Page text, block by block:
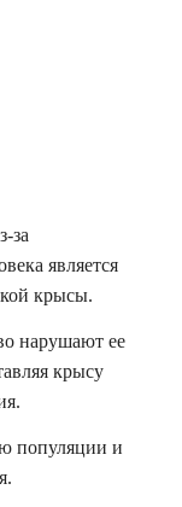
за
является
крысы.
нарушают ее
крысу
популяции и